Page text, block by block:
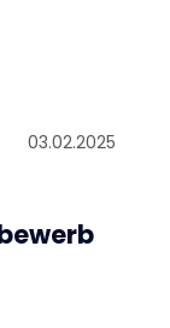
03.02.2025